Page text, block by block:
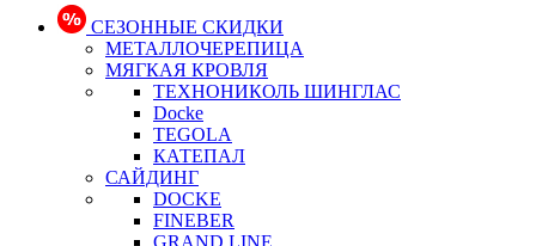
СЕЗОННЫЕ СКИДКИ
МЕТАЛЛОЧЕРЕПИЦА
МЯГКАЯ КРОВЛЯ
ТЕХНОНИКОЛЬ ШИНГЛАС
Docke
TEGOLA
КАТЕПАЛ
САЙДИНГ
DOCKE
FINEBER
GRAND LINE